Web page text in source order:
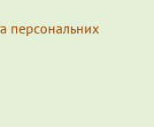
персональних